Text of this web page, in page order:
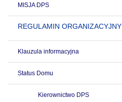
MISJA DPS
REGULAMIN ORGANIZACYJNY
Klauzula informacyjna
Status Domu
Kierownictwo DPS